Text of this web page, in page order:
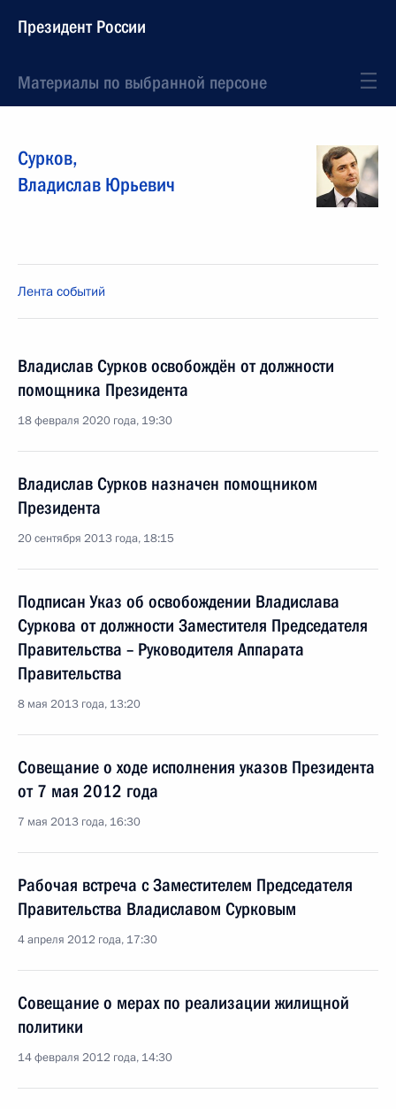
Президент России
Материалы по выбранной персоне
Сурков,
Владислав Юрьевич
Лента событий
Владислав Сурков освобождён от должности
помощника Президента
18 февраля 2020 года, 19:30
Владислав Сурков назначен помощником
Президента
20 сентября 2013 года, 18:15
Подписан Указ об освобождении Владислава
Суркова от должности Заместителя Председателя
Правительства – Руководителя Аппарата
Правительства
8 мая 2013 года, 13:20
Совещание о ходе исполнения указов Президента
от 7 мая 2012 года
7 мая 2013 года, 16:30
Рабочая встреча с Заместителем Председателя
Правительства Владиславом Сурковым
4 апреля 2012 года, 17:30
Совещание о мерах по реализации жилищной
политики
14 февраля 2012 года, 14:30